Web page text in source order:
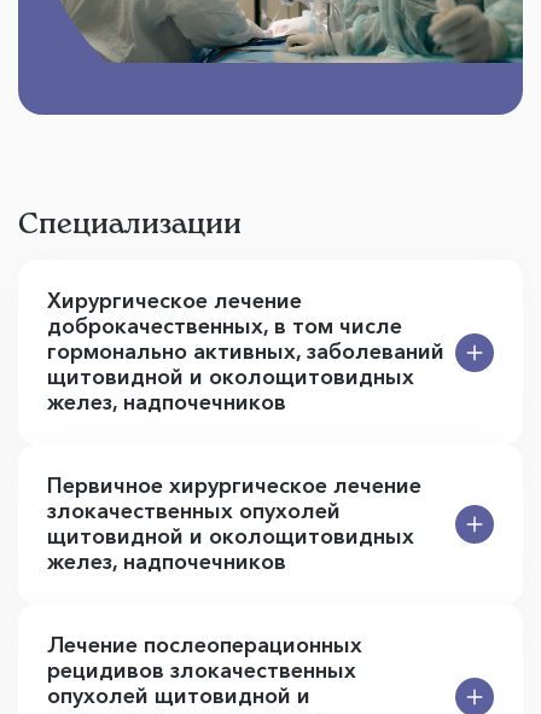
Специализации
Хирургическое лечение
доброкачественных, в том числе
гормонально активных, заболеваний
щитовидной и околощитовидных
желез, надпочечников
Первичное хирургическое лечение
злокачественных опухолей
щитовидной и околощитовидных
желез, надпочечников
Лечение послеоперационных
рецидивов злокачественных
опухолей щитовидной и